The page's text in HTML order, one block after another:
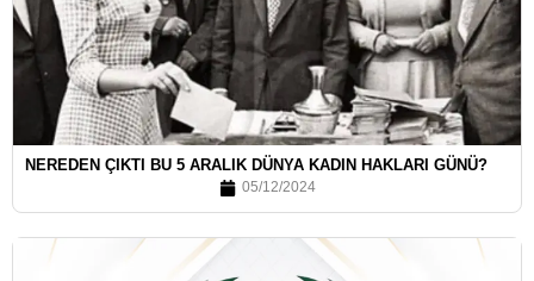
NEREDEN ÇIKTI BU 5 ARALIK DÜNYA KADIN HAKLARI GÜNÜ?
05/12/2024